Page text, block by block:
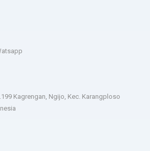
Kagrengan, Ngijo, Kec. Karangploso